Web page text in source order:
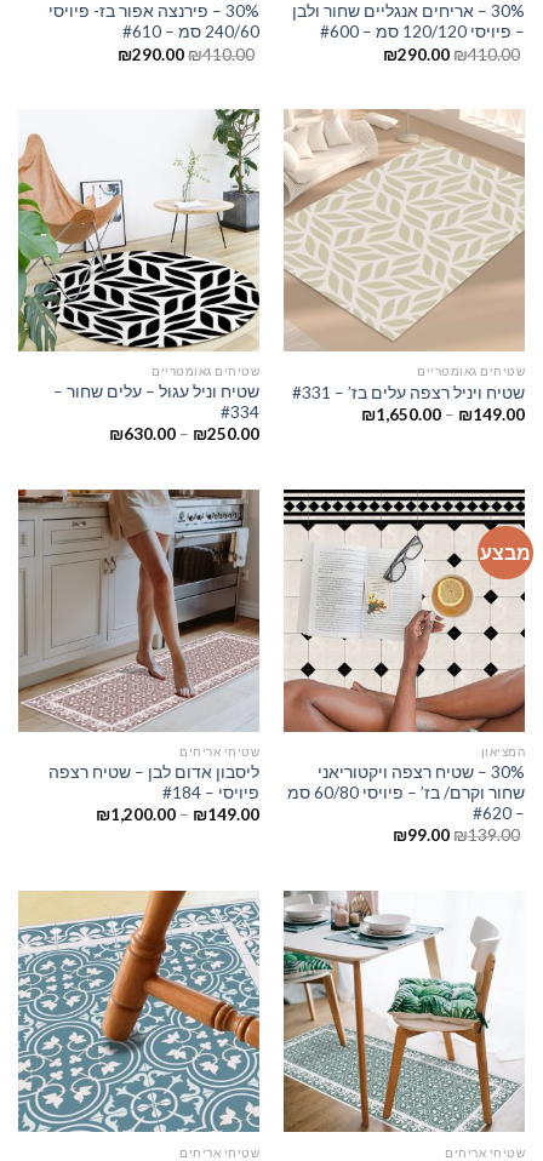
30% – אריחים אנגליים שחור ולבן
– פיויסי 120/120 סמ – #600
₪410.00
₪290.00
30% – פירנצה אפור בז- פיויסי
240/60 סמ – #610
₪410.00
₪290.00
שטיחים גאומטריים
שטיח ויניל רצפה עלים בז’ – #331
₪149.00
–
₪1,650.00
שטיחים גאומטריים
שטיח וניל עגול – עלים שחור –
#334
₪250.00
–
₪630.00
מבצע
המציאון
30% – שטיח רצפה ויקטוריאני
שחור וקרם/ בז’ – פיויסי 60/80 סמ
– #620
₪139.00
₪99.00
שטיחי אריחים
ליסבון אדום לבן – שטיח רצפה
פיויסי – #184
₪149.00
–
₪1,200.00
שטיחי אריחים שטיחי אריחים